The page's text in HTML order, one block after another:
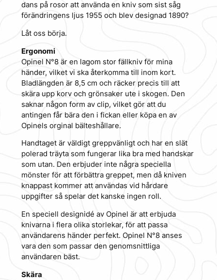
dans på rosor att använda en kniv som sist såg
förändringens ljus 1955 och blev designad 1890?
Låt oss börja.
Ergonomi
Opinel N°8 är en lagom stor fällkniv för mina
händer, vilket vi ska återkomma till inom kort.
Bladlängden är 8,5 cm och räcker precis till att
skära upp korv och grönsaker ute i skogen. Den
saknar någon form av clip, vilket gör att du
antingen får bära den i fickan eller köpa en av
Opinels orginal bälteshållare.
Handtaget är väldigt greppvänligt och har en slät
polerad träyta som fungerar lika bra med handskar
som utan. Den erbjuder inte några speciella
mönster för att förbättra greppet, men då kniven
knappast kommer att användas vid hårdare
uppgifter så spelar det kanske ingen roll.
En speciell designidé av Opinel är att erbjuda
knivarna i flera olika storlekar, för att passa
användarens händer perfekt. Opinel N°8 anses
vara den som passar den genomsnittliga
användaren bäst.
Skära